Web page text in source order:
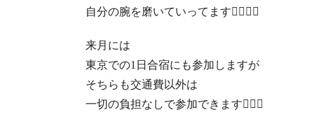
自分の腕を磨いていってます💆🏻‍♀️✨
来月には
東京での1 日合宿にも参加しますが
そちらも交通費以外は
一切の負担なしで参加できます🙆🏻‍♀️